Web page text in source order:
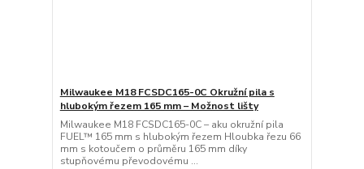
Milwaukee M18 FCSDC165-0C Okružní pila s
hlubokým řezem 165 mm – Možnost lišty
Milwaukee M18 FCSDC165-0C – aku okružní pila
FUEL™ 165 mm s hlubokým řezem Hloubka řezu 66
mm s kotoučem o průměru 165 mm díky
stupňovému převodovému ...